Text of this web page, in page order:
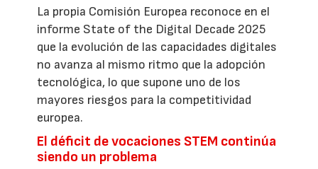
La propia Comisión Europea reconoce en el
informe State of the Digital Decade 2025
que la evolución de las capacidades digitales
no avanza al mismo ritmo que la adopción
tecnológica, lo que supone uno de los
mayores riesgos para la competitividad
europea.
El déficit de vocaciones STEM continúa
siendo un problema